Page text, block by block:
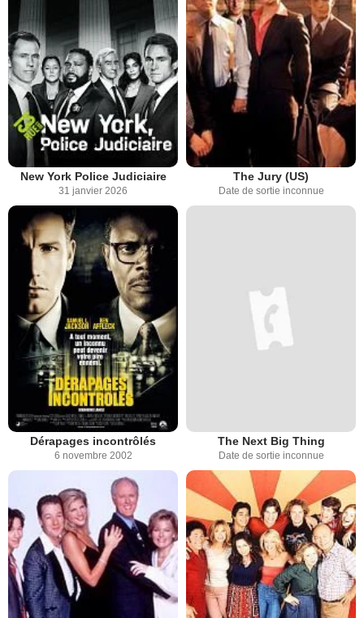
New York Police Judiciaire
31 janvier 2026
The Jury (US)
Date de sortie inconnue
Dérapages incontrôlés
6 novembre 2002
The Next Big Thing
Date de sortie inconnue